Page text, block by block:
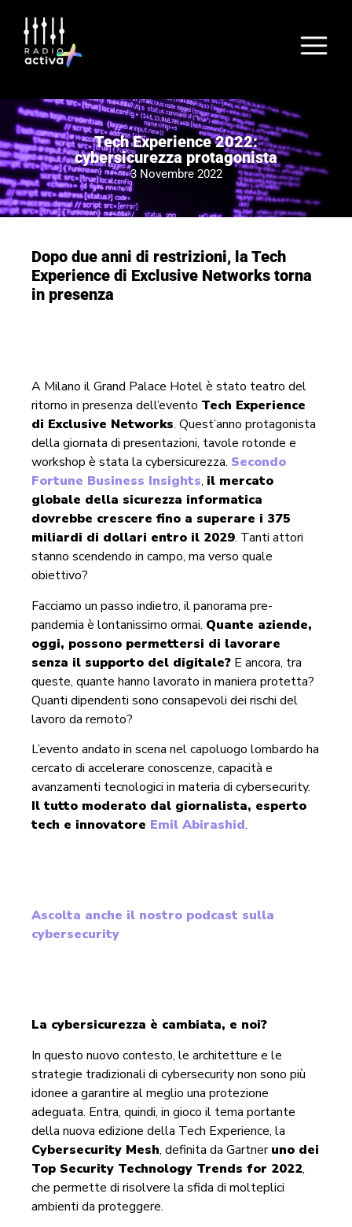
Tech Experience 2022:
cybersicurezza protagonista
3 Novembre 2022
Dopo due anni di restrizioni, la Tech
Experience di Exclusive Networks torna
in presenza
A Milano il Grand Palace Hotel è stato teatro del
ritorno in presenza dell’evento Tech Experience
di Exclusive Networks. Quest’anno protagonista
della giornata di presentazioni, tavole rotonde e
workshop è stata la cybersicurezza. Secondo
Fortune Business Insights, il mercato
globale della sicurezza informatica
dovrebbe crescere fino a superare i 375
miliardi di dollari entro il 2029. Tanti attori
stanno scendendo in campo, ma verso quale
obiettivo?
Facciamo un passo indietro, il panorama pre-
pandemia è lontanissimo ormai. Quante aziende,
oggi, possono permettersi di lavorare
senza il supporto del digitale? E ancora, tra
queste, quante hanno lavorato in maniera protetta?
Quanti dipendenti sono consapevoli dei rischi del
lavoro da remoto?
L’evento andato in scena nel capoluogo lombardo ha
cercato di accelerare conoscenze, capacità e
avanzamenti tecnologici in materia di cybersecurity.
Il tutto moderato dal giornalista, esperto
tech e innovatore Emil Abirashid.
Ascolta anche il nostro podcast sulla
cybersecurity
La cybersicurezza è cambiata, e noi?
In questo nuovo contesto, le architetture e le
strategie tradizionali di cybersecurity non sono più
idonee a garantire al meglio una protezione
adeguata. Entra, quindi, in gioco il tema portante
della nuova edizione della Tech Experience, la
Cybersecurity Mesh, definita da Gartneruno dei
Top Security Technology Trends for 2022,
che permette di risolvere la sfida di molteplici
ambienti da proteggere.